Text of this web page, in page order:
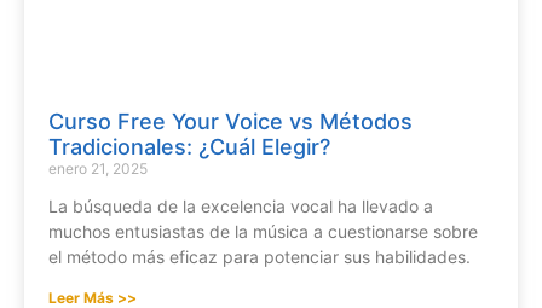
Curso Free Your Voice vs Métodos
Tradicionales: ¿Cuál Elegir?
enero 21, 2025
La búsqueda de la excelencia vocal ha llevado a
muchos entusiastas de la música a cuestionarse sobre
el método más eficaz para potenciar sus habilidades.
Leer Más >>